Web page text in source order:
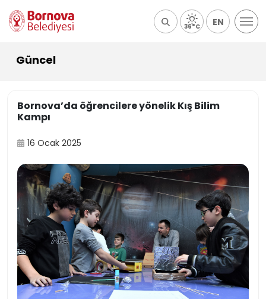
36°C EN
Güncel
Bornova’da öğrencilere yönelik Kış Bilim
Kampı
16 Ocak 2025